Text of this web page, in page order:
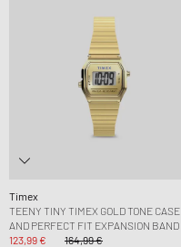
Timex
TEENY TINY TIMEX GOLD TONE CASE
AND PERFECT FIT EXPANSION BAND
123,99 €
164,99 €